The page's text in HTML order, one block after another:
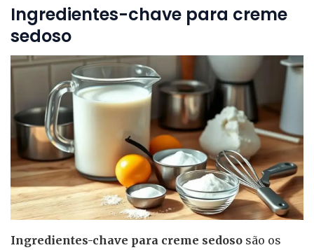
Ingredientes-chave para creme
sedoso
Ingredientes-chave para creme sedoso são os